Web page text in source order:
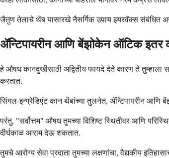
जैतुण तेलाचे थेंब यासारखे नैसर्गिक उपाय इयरवॅक्स संबंधित
ॲन्टिपायरीन आणि बेंझोकेन ऑटिक इतर
हे औषध कानदुखीसाठी अद्वितीय फायदे देते कारण ते तुम्हाला
करतात.
सिंगल-इन्ग्रेडिएंट कान थेंबांच्या तुलनेत, ॲन्टिपायरीन आणि
परंतु, "सर्वोत्तम" औषध तुमच्या विशिष्ट स्थितीवर आणि
दीर्घकाळ आराम देऊ शकतात.
तुमचे आरोग्य सेवा प्रदाता तुमच्या लक्षणांचा, वैद्यकीय